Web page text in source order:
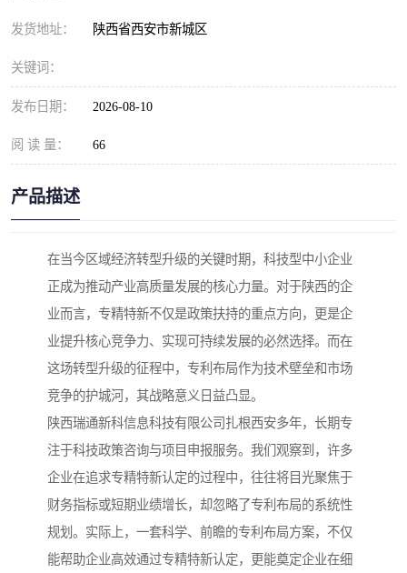
发货地址： 陕西省西安市新城区
关键词：
发布日期： 2026-08-10
阅 读 量： 66
产品描述
在当今区域经济转型升级的关键时期，科技型中小企业
正成为推动产业高质量发展的核心力量。对于陕西的企
业而言，专精特新不仅是政策扶持的重点方向，更是企
业提升核心竞争力、实现可持续发展的必然选择。而在
这场转型升级的征程中，专利布局作为技术壁垒和市场
竞争的护城河，其战略意义日益凸显。
陕西瑞通新科信息科技有限公司扎根西安多年，长期专
注于科技政策咨询与项目申报服务。我们观察到，许多
企业在追求专精特新认定的过程中，往往将目光聚焦于
财务指标或短期业绩增长，却忽略了专利布局的系统性
规划。实际上，一套科学、前瞻的专利布局方案，不仅
能帮助企业高效通过专精特新认定，更能奠定企业在细